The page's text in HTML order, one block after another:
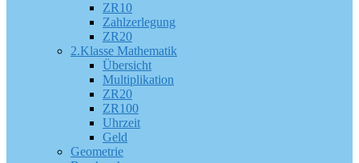
ZR10
Zahlzerlegung
ZR20
2.Klasse Mathematik
Übersicht
Multiplikation
ZR20
ZR100
Uhrzeit
Geld
Geometrie